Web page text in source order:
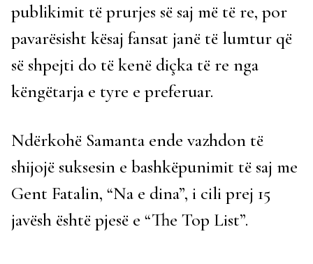
publikimit të prurjes së saj më të re, por
pavarësisht kësaj fansat janë të lumtur që
së shpejti do të kenë diçka të re nga
këngëtarja e tyre e preferuar.
Ndërkohë Samanta ende vazhdon të
shijojë suksesin e bashkëpunimit të saj me
Gent Fatalin, “Na e dina”, i cili prej 15
javësh është pjesë e “The Top List”.